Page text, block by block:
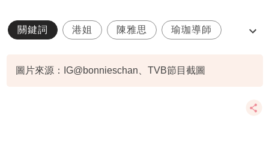
關鍵詞 港姐 陳雅思 瑜珈導師
圖片來源：IG@bonnieschan、TVB節目截圖